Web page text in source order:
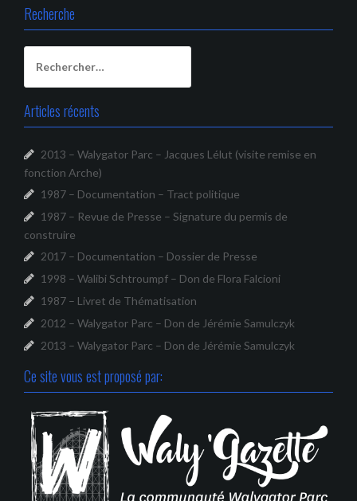
Recherche
Articles récents
2013 – Walygator Parc – Jacques Lélut (visite remise en
fonction Arche)
1987 – Documentation – Tract politique
1987 – Revue de Presse – Signature du permis de
construire
2017 – Documentation – Dossier de Presse
1998 – Walibi Schtroumpf – Don de Flora Falcioni
1987 – Livret de Thématisation
2012 – Walygator Parc – Don de Jérémie Samulczyk
2013 – Walygator Parc – Don de Jérémie Samulczyk
Ce site vous est proposé par: